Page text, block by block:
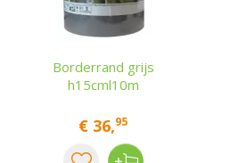
Borderrand grijs
h15cml10m
€ 36,95